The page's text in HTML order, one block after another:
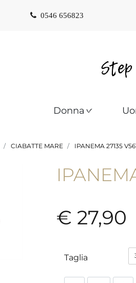
0546 656823
Donna
CIABATTE MARE IPANEMA 27135
€ 27,90
Taglia